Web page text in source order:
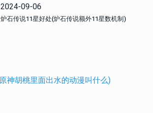
2024-09-06
炉石传说11星好处(炉石传说额外11星数机制)